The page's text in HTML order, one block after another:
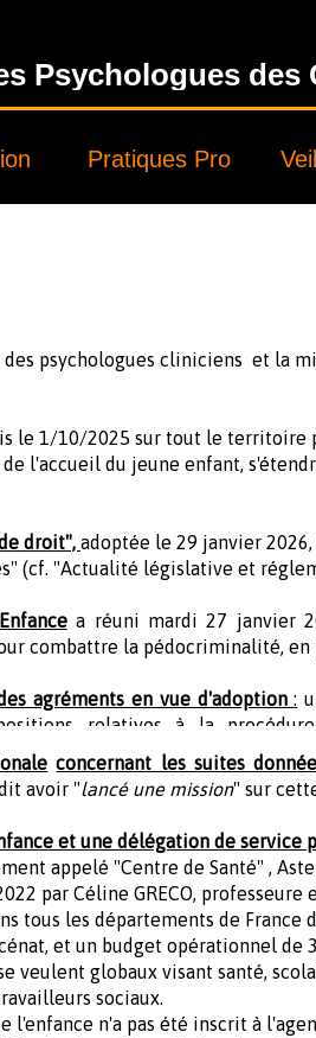
Psychologues
Pratiques Pro
psychologues cliniciens et la
le 1/10/2025 sur tout le territoire
l'accueil du jeune enfant,
droit", adoptée le 29 janvier
(cf. "Actualité législative et
a réuni mardi 27 janvier
combattre la pédocriminalité,
agréments en vue d'adoption:
relatives à la
concernant les suites
avoir "lancé une mission" sur
et une délégation de service
appelé "Centre de Santé" ,
par Céline GRECO,
tous les départements de France
et un budget opérationnel de
veulent globaux visant santé,
sociaux.
n'a pas été inscrit à